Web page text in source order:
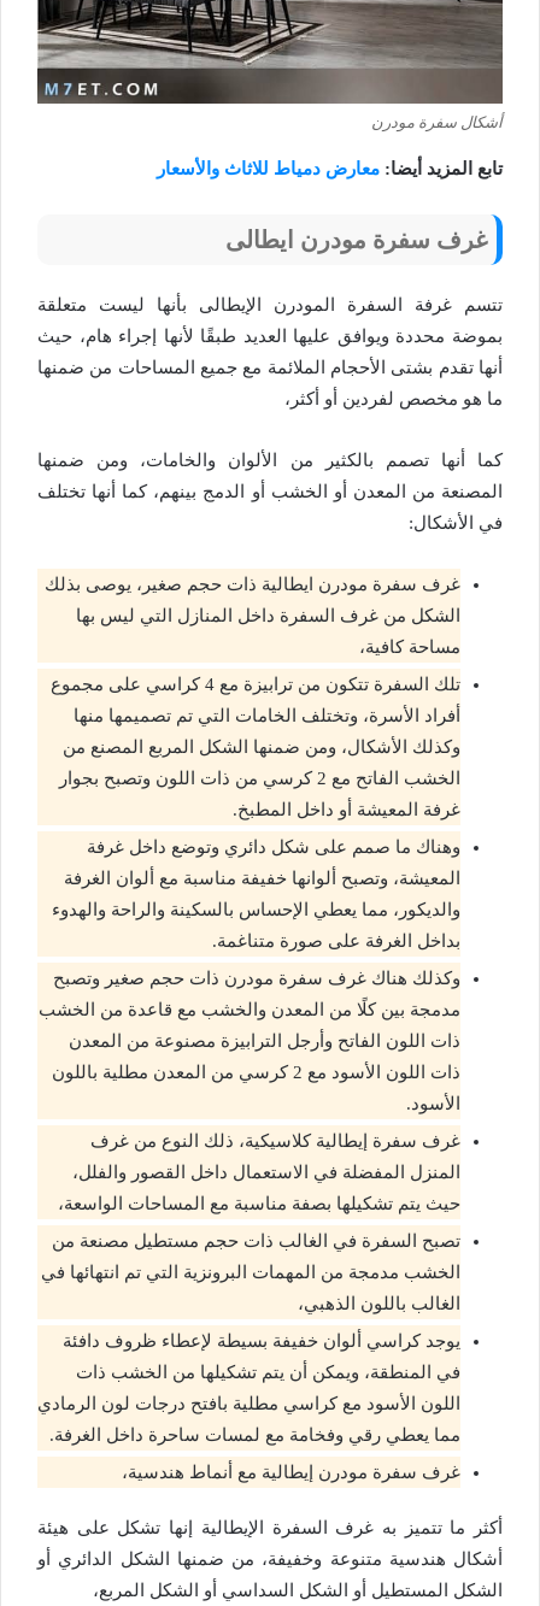
أشكال سفرة مودرن
تابع المزيد أيضا: معارض دمياط للاثاث والأسعار
غرف سفرة مودرن ايطالى
تتسم غرفة السفرة المودرن الإيطالى بأنها ليست متعلقة
بموضة محددة ويوافق عليها العديد طبقًا لأنها إجراء هام، حيث
أنها تقدم بشتى الأحجام الملائمة مع جميع المساحات من ضمنها
ما هو مخصص لفردين أو أكثر،
كما أنها تصمم بالكثير من الألوان والخامات، ومن ضمنها
المصنعة من المعدن أو الخشب أو الدمج بينهم، كما أنها تختلف
في الأشكال:
غرف سفرة مودرن ايطالية ذات حجم صغير، يوصى بذلك
الشكل من غرف السفرة داخل المنازل التي ليس بها
مساحة كافية،
تلك السفرة تتكون من ترابيزة مع 4 كراسي على مجموع
أفراد الأسرة، وتختلف الخامات التي تم تصميمها منها
وكذلك الأشكال، ومن ضمنها الشكل المربع المصنع من
الخشب الفاتح مع 2 كرسي من ذات اللون وتصبح بجوار
غرفة المعيشة أو داخل المطبخ.
وهناك ما صمم على شكل دائري وتوضع داخل غرفة
المعيشة، وتصبح ألوانها خفيفة مناسبة مع ألوان الغرفة
والديكور، مما يعطي الإحساس بالسكينة والراحة والهدوء
بداخل الغرفة على صورة متناغمة.
وكذلك هناك غرف سفرة مودرن ذات حجم صغير وتصبح
مدمجة بين كلًا من المعدن والخشب مع قاعدة من الخشب
ذات اللون الفاتح وأرجل الترابيزة مصنوعة من المعدن
ذات اللون الأسود مع 2 كرسي من المعدن مطلية باللون
الأسود.
غرف سفرة إيطالية كلاسيكية، ذلك النوع من غرف
المنزل المفضلة في الاستعمال داخل القصور والفلل،
حيث يتم تشكيلها بصفة مناسبة مع المساحات الواسعة،
تصبح السفرة في الغالب ذات حجم مستطيل مصنعة من
الخشب مدمجة من المهمات البرونزية التي تم انتهائها في
الغالب باللون الذهبي،
يوجد كراسي ألوان خفيفة بسيطة لإعطاء ظروف دافئة
في المنطقة، ويمكن أن يتم تشكيلها من الخشب ذات
اللون الأسود مع كراسي مطلية بافتح درجات لون الرمادي
مما يعطي رقي وفخامة مع لمسات ساحرة داخل الغرفة.
غرف سفرة مودرن إيطالية مع أنماط هندسية،
أكثر ما تتميز به غرف السفرة الإيطالية إنها تشكل على هيئة
أشكال هندسية متنوعة وخفيفة، من ضمنها الشكل الدائري أو
الشكل المستطيل أو الشكل السداسي أو الشكل المربع،